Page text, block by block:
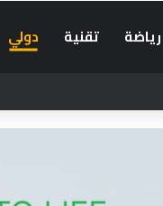
رياضة تقنية دولي
في العبور إلى سبتة